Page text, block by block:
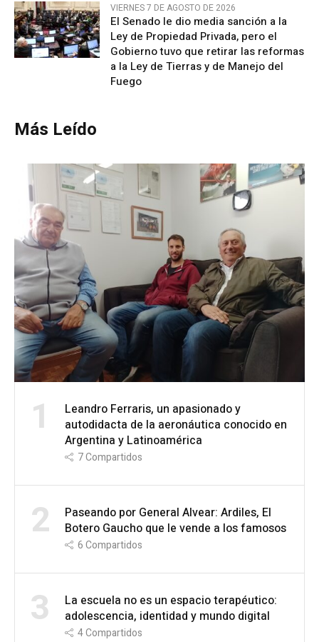
VIERNES 7 DE AGOSTO DE 2026
El Senado le dio media sanción a la
Ley de Propiedad Privada, pero el
Gobierno tuvo que retirar las reformas
a la Ley de Tierras y de Manejo del
Fuego
Más Leído
1
Leandro Ferraris, un apasionado y
autodidacta de la aeronáutica conocido en
Argentina y Latinoamérica
7Compartidos
2
Paseando por General Alvear: Ardiles, El
Botero Gaucho que le vende a los famosos
6Compartidos
3
La escuela no es un espacio terapéutico:
adolescencia, identidad y mundo digital
4Compartidos